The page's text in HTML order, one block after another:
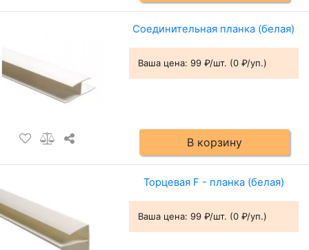
Соединительная планка (белая)
Ваша цена: 99 ₽/шт. (0 ₽/уп.)
В корзину
Торцевая F - планка (белая)
Ваша цена: 99 ₽/шт. (0 ₽/уп.)